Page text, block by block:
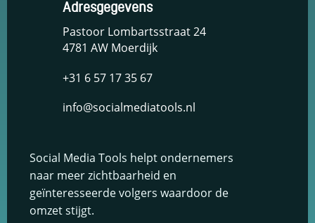
Adresgegevens
Pastoor Lombartsstraat 24
4781 AW Moerdijk
+31 6 57 17 35 67
info@socialmediatools.nl
Social Media Tools helpt ondernemers
naar meer zichtbaarheid en
geïnteresseerde volgers waardoor de
omzet stijgt.
keuzes van
gebruikers te
onthouden om
zo de ervaring
analytische
cookies in
Deze
cookies
helpen ons